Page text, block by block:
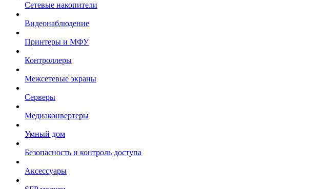
Сетевые накопители
Видеонаблюдение
Принтеры и МФУ
Контроллеры
Межсетевые экраны
Серверы
Медиаконвертеры
Умный дом
Безопасность и контроль доступа
Аксессуары